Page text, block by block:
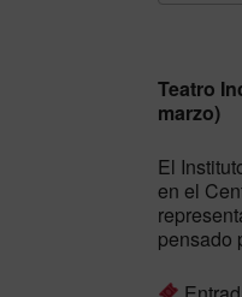
Teatro
marzo)
El
en el
pensado